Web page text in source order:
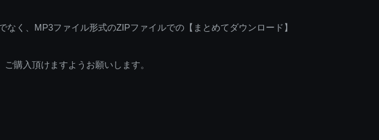
く、MP3ファイル形式のZIPファイルでの【まとめてダウンロード】
購入頂けますようお願いします。